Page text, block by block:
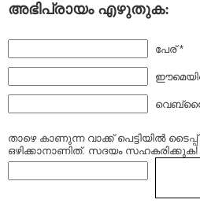
അഭിപ്രായം എഴുതുക:
പേര് *
താഴെ കാണുന്ന വാക്ക് പെട്ടിയില്‍
ഒഴിക്കാനാണിത്. സദയം സഹകരിക്കുക!